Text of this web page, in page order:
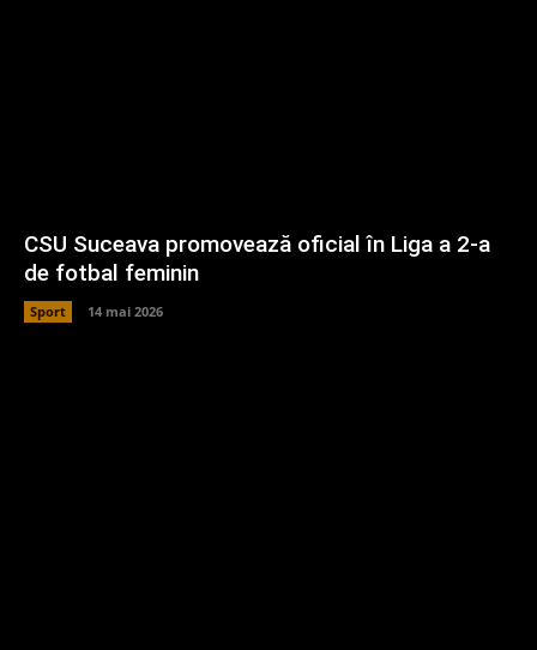
CSU Suceava promovează oficial în Liga a 2-a
de fotbal feminin
Sport 14 mai 2026